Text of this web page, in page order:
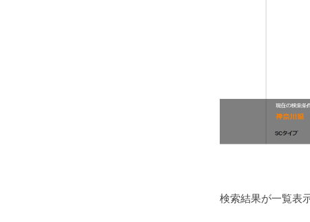
検索結果が一覧表